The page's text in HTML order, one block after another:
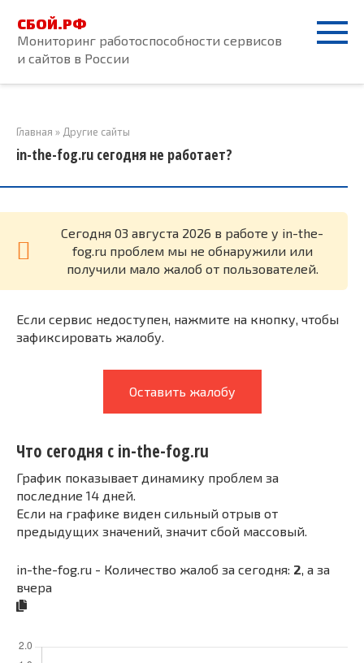
контенту
СБОЙ.РФ
Мониторинг работоспособности сервисов
и сайтов в России
Главная » Другие сайты
in-the-fog.ru сегодня не работает?
Cегодня 03 августа 2026 в работе у in-the-
fog.ru проблем мы не обнаружили или
получили мало жалоб от пользователей.
Если сервис недоступен, нажмите на кнопку, чтобы
зафиксировать жалобу.
Оставить жалобу
Что сегодня с in-the-fog.ru
График показывает динамику проблем за
последние 14 дней.
Если на графике виден сильный отрыв от
предыдущих значений, значит сбой массовый.
in-the-fog.ru - Количество жалоб за сегодня: 2 , а за
вчера